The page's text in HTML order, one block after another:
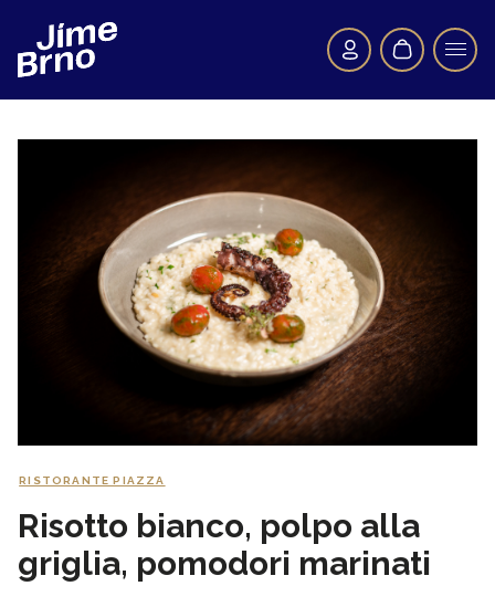
RISTORANTE PIAZZA
Risotto bianco, polpo alla
griglia, pomodori marinati